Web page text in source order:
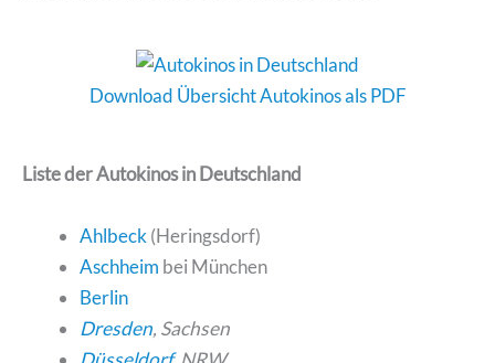
Download Übersicht Autokinos als PDF
Liste der Autokinos in Deutschland
Ahlbeck(Heringsdorf)
Aschheim bei München
Berlin
Dresden, Sachsen